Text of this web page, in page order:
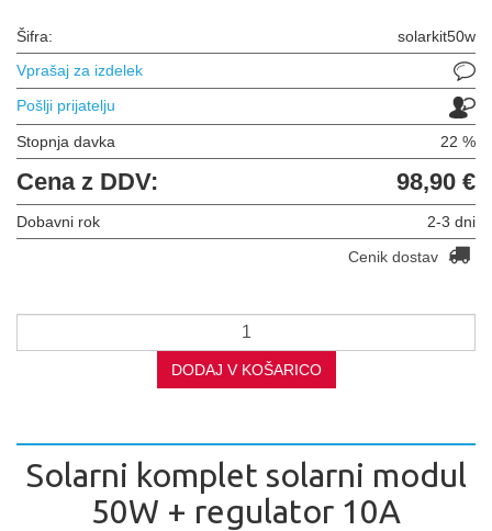
Šifra:
solarkit50w
Vprašaj za izdelek
Pošlji prijatelju
Stopnja davka 22 %
Cena z DDV: 98,90 €
Dobavni rok
2-3 dni
Cenik dostav
DODAJ V KOŠARICO
Solarni komplet solarni modul
50W + regulator 10A